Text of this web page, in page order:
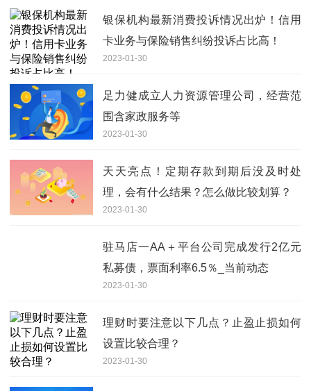
银保机构最新消费投诉情况出炉！信用
卡业务与保险销售纠纷投诉占比高！
2023-01-30
足力健成立人力资源管理公司，经营范
围含家政服务等
2023-01-30
天天亮点！定期存款到期后没及时处
理，会有什么结果？怎么做比较划算？
2023-01-30
驻马店一AA＋平台公司完成发行2亿元
私募债，票面利率6.5％_当前动态
2023-01-30
理财时要注意以下几点？止盈止损如何
设置比较合理？
2023-01-30